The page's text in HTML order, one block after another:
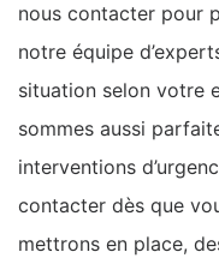
nous contacter pour
notre équipe
situation selon votre
sommes aussi
interventions
contacter dès que
mettrons en place,